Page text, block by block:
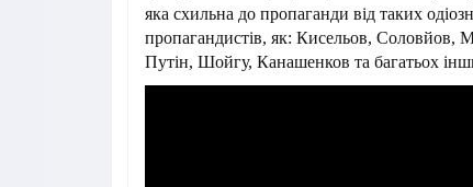
яка схильна до пропаганди від таких
пропагандистів, як: Кисельов, Соловйов,
Путін, Шойгу, Канашенков та багатьох